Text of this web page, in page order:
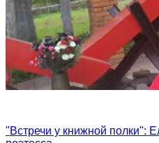
"Встречи у книжной полки":